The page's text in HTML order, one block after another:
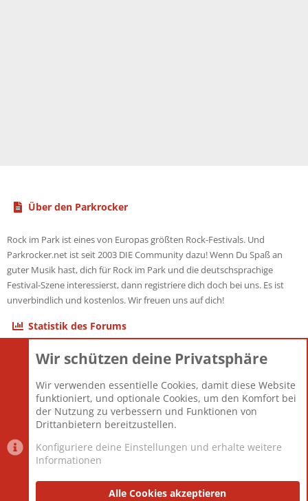
Über den Parkrocker
Rock im Park ist eines von Europas größten Rock-Festivals. Und
Parkrocker.net ist seit 2003 DIE Community dazu! Wenn Du Spaß an
guter Musik hast, dich für Rock im Park und die deutschsprachige
Festival-Szene interessierst, dann registriere dich doch bei uns. Es ist
unverbindlich und kostenlos. Wir freuen uns auf dich!
Statistik des Forums
Themen
Mitglieder
12.426
Neuestes Mitglied
nabulamisika
Datenschutzerklärung Impressum
Wir schützen deine Privatsphäre
Wir verwenden essentielle Cookies, damit diese Website
funktioniert, und optionale Cookies, um den Komfort bei
der Nutzung zu verbessern und Funktionen von
Drittanbietern bereitzustellen.
Konfiguriere deine Einstellungen und erhalte weitere
Informationen
Alle Cookies akzeptieren